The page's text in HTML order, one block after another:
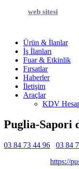
web sitesi
Ürün & İlanlar
İş İlanları
Fuar & Etkinlik
Fırsatlar
Haberler
İletişim
Araçlar
KDV
Puglia-Sapori
03 84 73 44 96 03 84
https://